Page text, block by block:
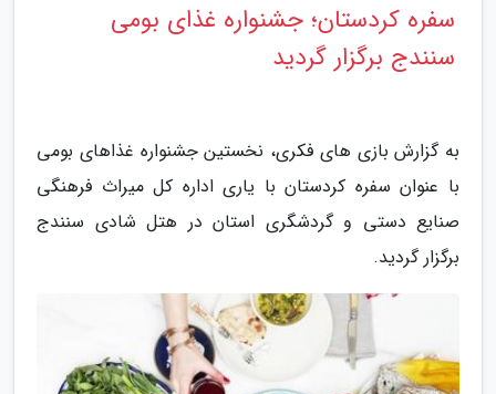
سفره کردستان؛ جشنواره غذای بومی
سنندج برگزار گردید
به گزارش بازی های فکری، نخستین جشنواره غذاهای بومی
با عنوان سفره کردستان با یاری اداره کل میراث فرهنگی
صنایع دستی و گردشگری استان در هتل شادی سنندج
برگزار گردید.